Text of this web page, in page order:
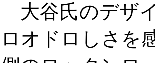
大谷氏のデザ
ロオドロしさを